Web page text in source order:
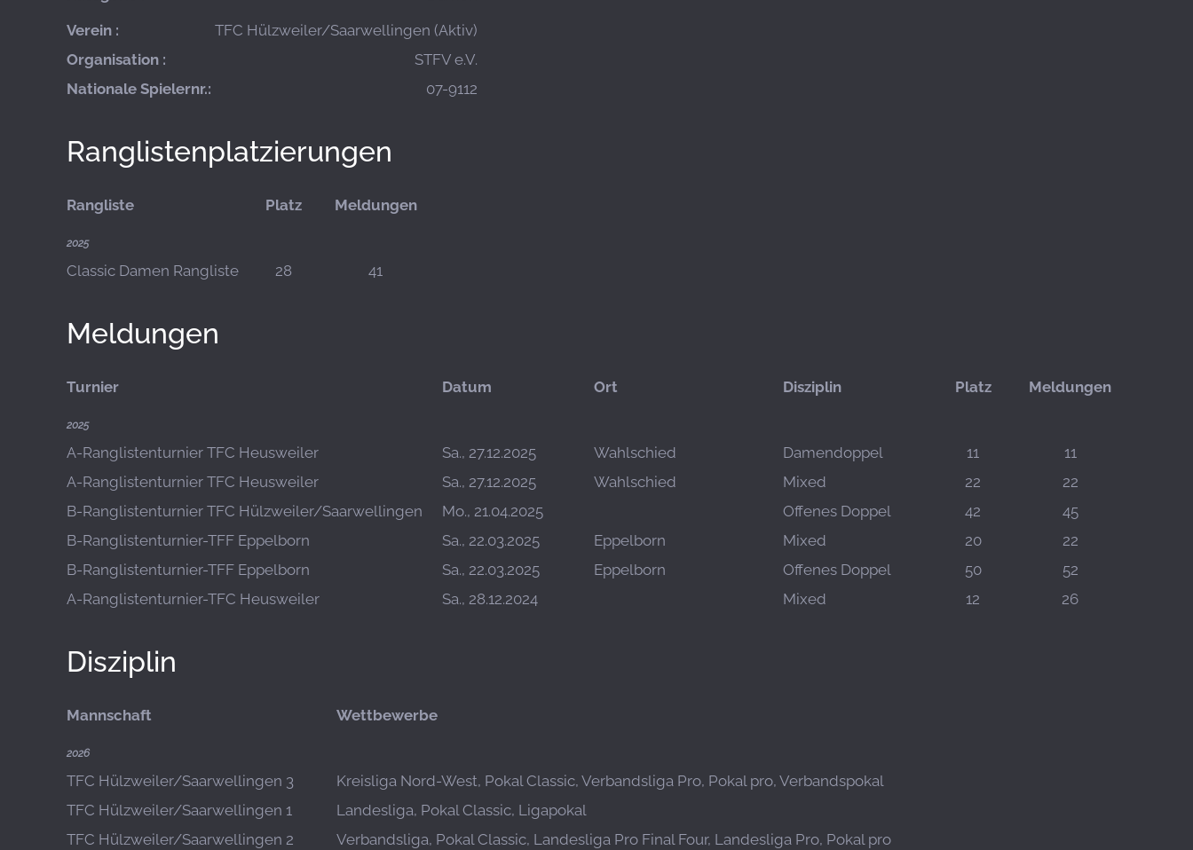
Verein :
TFC Hülzweiler/Saarwellingen (Aktiv)
Organisation :
STFV e.V.
Nationale Spielernr.:
07-9112
Ranglistenplatzierungen
Rangliste Platz Meldungen
2025
Classic Damen Rangliste 28 41
Meldungen
Turnier Datum Ort Disziplin Platz Meldungen
2025
A-Ranglistenturnier TFC Heusweiler Sa., 27.12.2025 Wahlschied Damendoppel 11
11
A-Ranglistenturnier TFC Heusweiler
Sa., 27.12.2025 Wahlschied Mixed 22
22
B-Ranglistenturnier TFC Hülzweiler/Saarwellingen
Mo., 21.04.2025 Offenes Doppel 42
45
B-Ranglistenturnier-TFF Eppelborn
Sa., 22.03.2025 Eppelborn Mixed 20
22
B-Ranglistenturnier-TFF Eppelborn
Sa., 22.03.2025 Eppelborn Offenes Doppel 50
52
A-Ranglistenturnier-TFC Heusweiler
Sa., 28.12.2024 Mixed 12 26
Disziplin
Mannschaft Wettbewerbe
2026
TFC Hülzweiler/Saarwellingen 3
Kreisliga Nord-West, Pokal Classic, Verbandsliga Pro, Pokal pro, Verbandspokal
TFC Hülzweiler/Saarwellingen 1
Landesliga, Pokal Classic, Ligapokal
TFC Hülzweiler/Saarwellingen 2
Verbandsliga, Pokal Classic, Landesliga Pro Final Four, Landesliga Pro, Pokal pro